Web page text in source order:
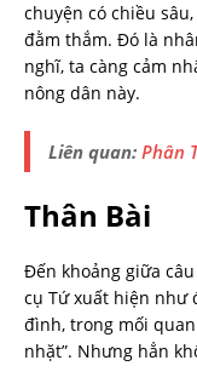
chuyện có chiều
đằm thắm. Đó là
nghĩ, ta càng cảm
nông dân này.
Liên quan: Phân
Thân Bài
Đến khoảng giữa
cụ Tứ xuất hiện như
đình, trong mối quan
nhặt”. Nhưng hẳn